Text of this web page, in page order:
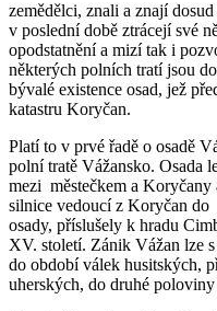
zemědělci, znali a znají
v poslední době ztrácejí své
opodstatnění a mizí tak i
některých polních tratí jsou
bývalé existence osad, jež
katastru Koryčan.
Platí to v prvé řadě o osadě
polní tratě Vážansko. Osada
mezi městečkem a Koryčany
silnice vedoucí z Koryčan do
osady, příslušely k hradu
XV. století. Zánik Vážan lze
do období válek husitských,
uherských, do druhé